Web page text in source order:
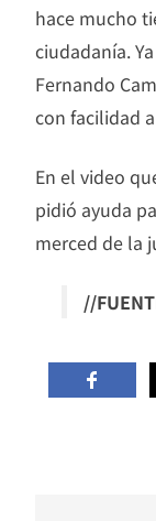
hace mucho
ciudadanía.
Fernando
con facilidad
En el video
pidió ayuda
merced de la
//